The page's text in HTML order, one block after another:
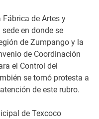
de Artes y
en donde se
de Zumpango y la
de Coordinación
el Control del
se tomó protesta a
de este rubro.
de Texcoco